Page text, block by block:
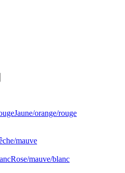
Jaune/orange/rouge
mauve
Rose/mauve/blanc